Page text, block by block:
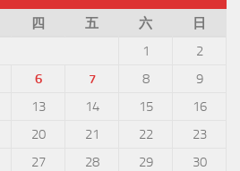
四 五 六
日
1
2
6 7 8
9
13 14 15
16
20 21 22
23
27 28 29
30